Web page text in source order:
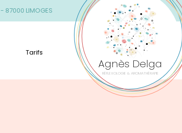
Agnès Delga
RÉFLEXOLOGIE & AROMATHÉRAPIE
Tarifs
LIMOGES